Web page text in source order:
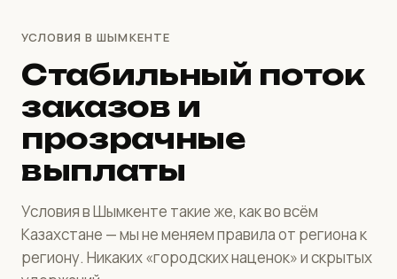
УСЛОВИЯ В ШЫМКЕНТЕ
Стабильный поток
заказов и
прозрачные
выплаты
Условия в Шымкенте такие же, как во всём
Казахстане — мы не меняем правила от региона к
региону. Никаких «городских наценок» и скрытых